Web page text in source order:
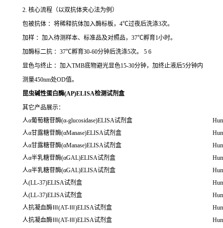
2. 核心流程（以双抗体夹心法为例）
包被抗体 ：将稀释抗体加入酶标板，4℃过夜后洗涤3次。
加样 ：加入待测样本、标准品及对照品，37℃孵育1小时。
加酶标二抗 ：37℃孵育30-60分钟后洗涤5次。 5 6
显色与终止 ：加入TMB底物避光显色15-30分钟，加终止液后5分钟内
测量450nm处OD值。
昆虫碱性蛋白酶(AP)ELISA检测试剂盒
其它产品展示：
人α葡萄糖苷酶(α-glucosidase)ELISA试剂盒
人α甘露糖苷酶(αManase)ELISA试剂盒
人α甘露糖苷酶(αManase)ELISA试剂盒
人α半乳糖苷酶(αGAL)ELISA试剂盒
人α半乳糖苷酶(αGAL)ELISA试剂盒
人(LL-37)ELISA试剂盒
人(LL-37)ELISA试剂盒
人抗凝血酶Ⅲ(AT-Ⅲ)ELISA试剂盒
人抗凝血酶Ⅲ(AT-Ⅲ)ELISA试剂盒